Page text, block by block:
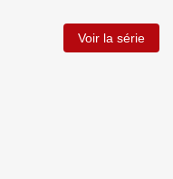
Voir la série